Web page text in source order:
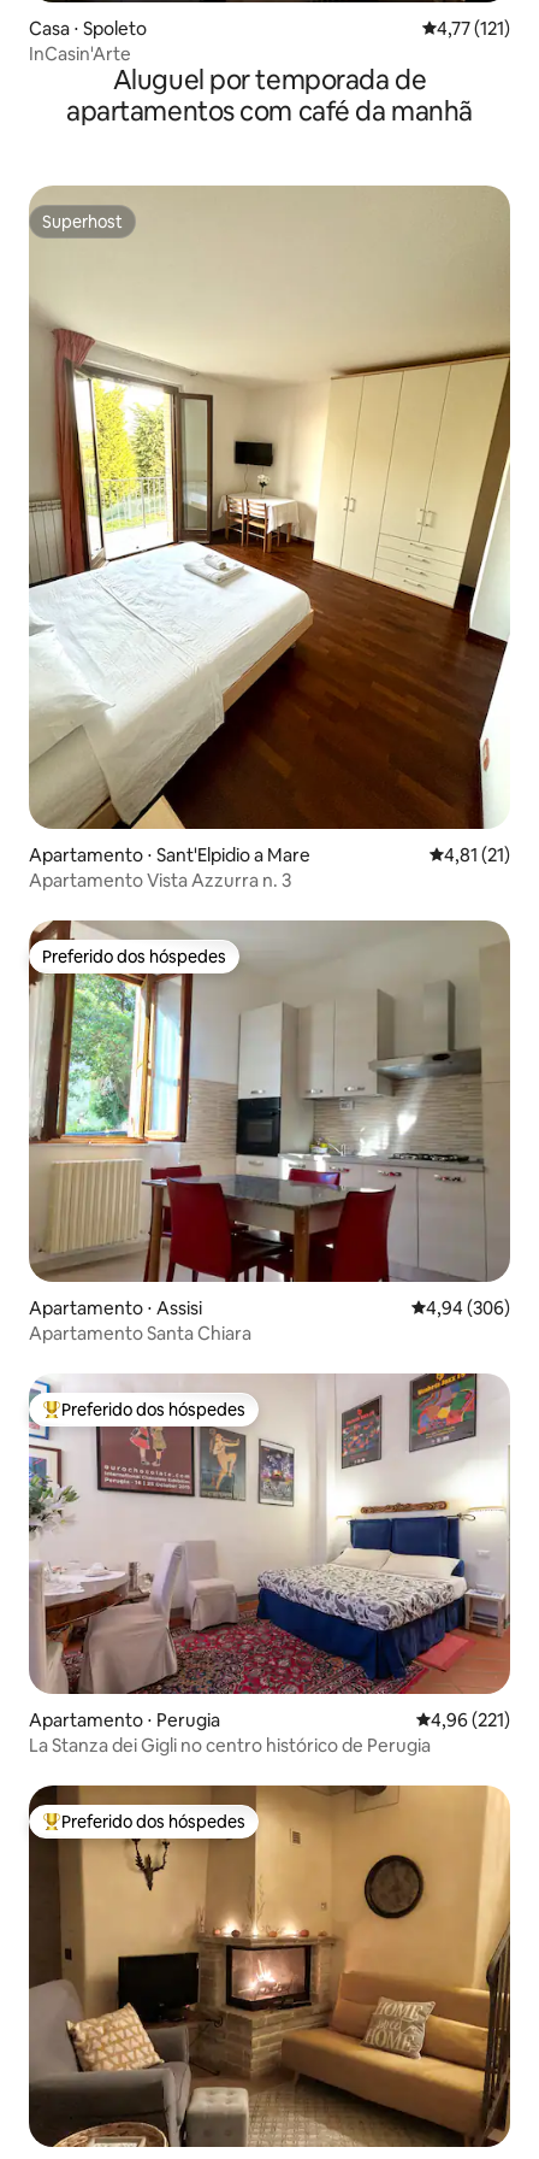
Casa ⋅ Spoleto 4,77 de uma
4,77 (121)
InCasin'Arte
Aluguel por temporada de
apartamentos com café da manhã
Superhost
Superhost
Apartamento ⋅ Sant'Elpidio a Mare 4,81 de uma
4,81 (21)
Apartamento Vista Azzurra n. 3
Preferido dos hóspedes
Preferido dos hóspedes
Apartamento ⋅ Assisi 4,94 de uma
4,94 (306)
Apartamento Santa Chiara
Entre os melhores preferidos dos hóspedes
Preferido dos hóspedes
Apartamento ⋅ Perugia 4,96 de uma
4,96 (221)
La Stanza dei Gigli no centro histórico de Perugia
Entre os melhores preferidos dos hóspedes
Preferido dos hóspedes